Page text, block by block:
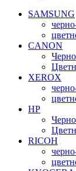
SAMSUNG
CANON
XEROX
HP
RICOH